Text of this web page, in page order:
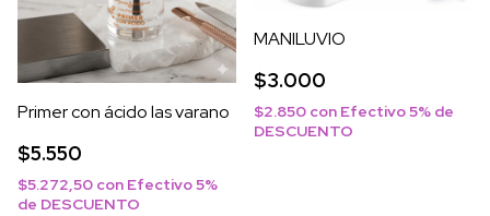
Primer con ácido las varano
$5.550
$5.272,50 con Efectivo 5%
de DESCUENTO
MANILUVIO
$3.000
$2.850 con Efectivo 5% de
DESCUENTO